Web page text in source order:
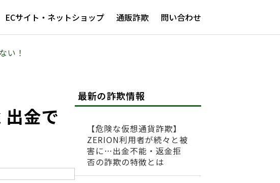
ECサイト・ネットショップ 通販詐欺 問い合わせ
い！
金で
最新の詐欺情報
【危険な仮想通貨詐欺】
ZERION利用者が続々と被
害に…出金不能・返金拒
否の詐欺の特徴とは